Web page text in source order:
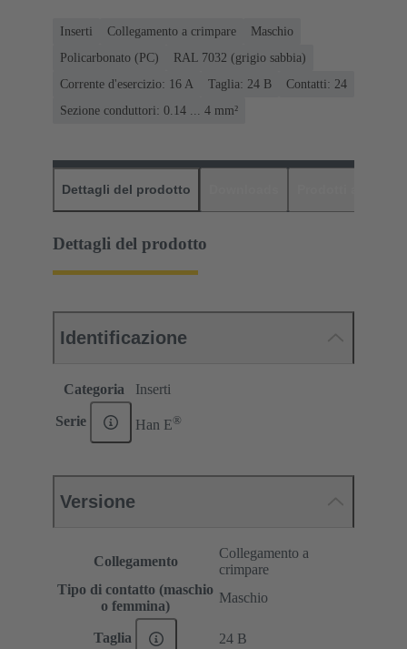
Inserti Collegamento a crimpare
Maschio
Policarbonato (PC)
RAL 7032 (grigio sabbia)
Corrente d'esercizio: ‌16 A
Taglia: 24 B
Contatti: 24
Sezione conduttori: 0.14 ... 4 mm²
Dettagli del prodotto
Dettagli del prodotto
Identificazione
Categoria Inserti
Serie Han E®
Versione
Collegamento
Collegamento a
crimpare
Tipo di contatto (maschio
o femmina)
Maschio
Taglia 24 B